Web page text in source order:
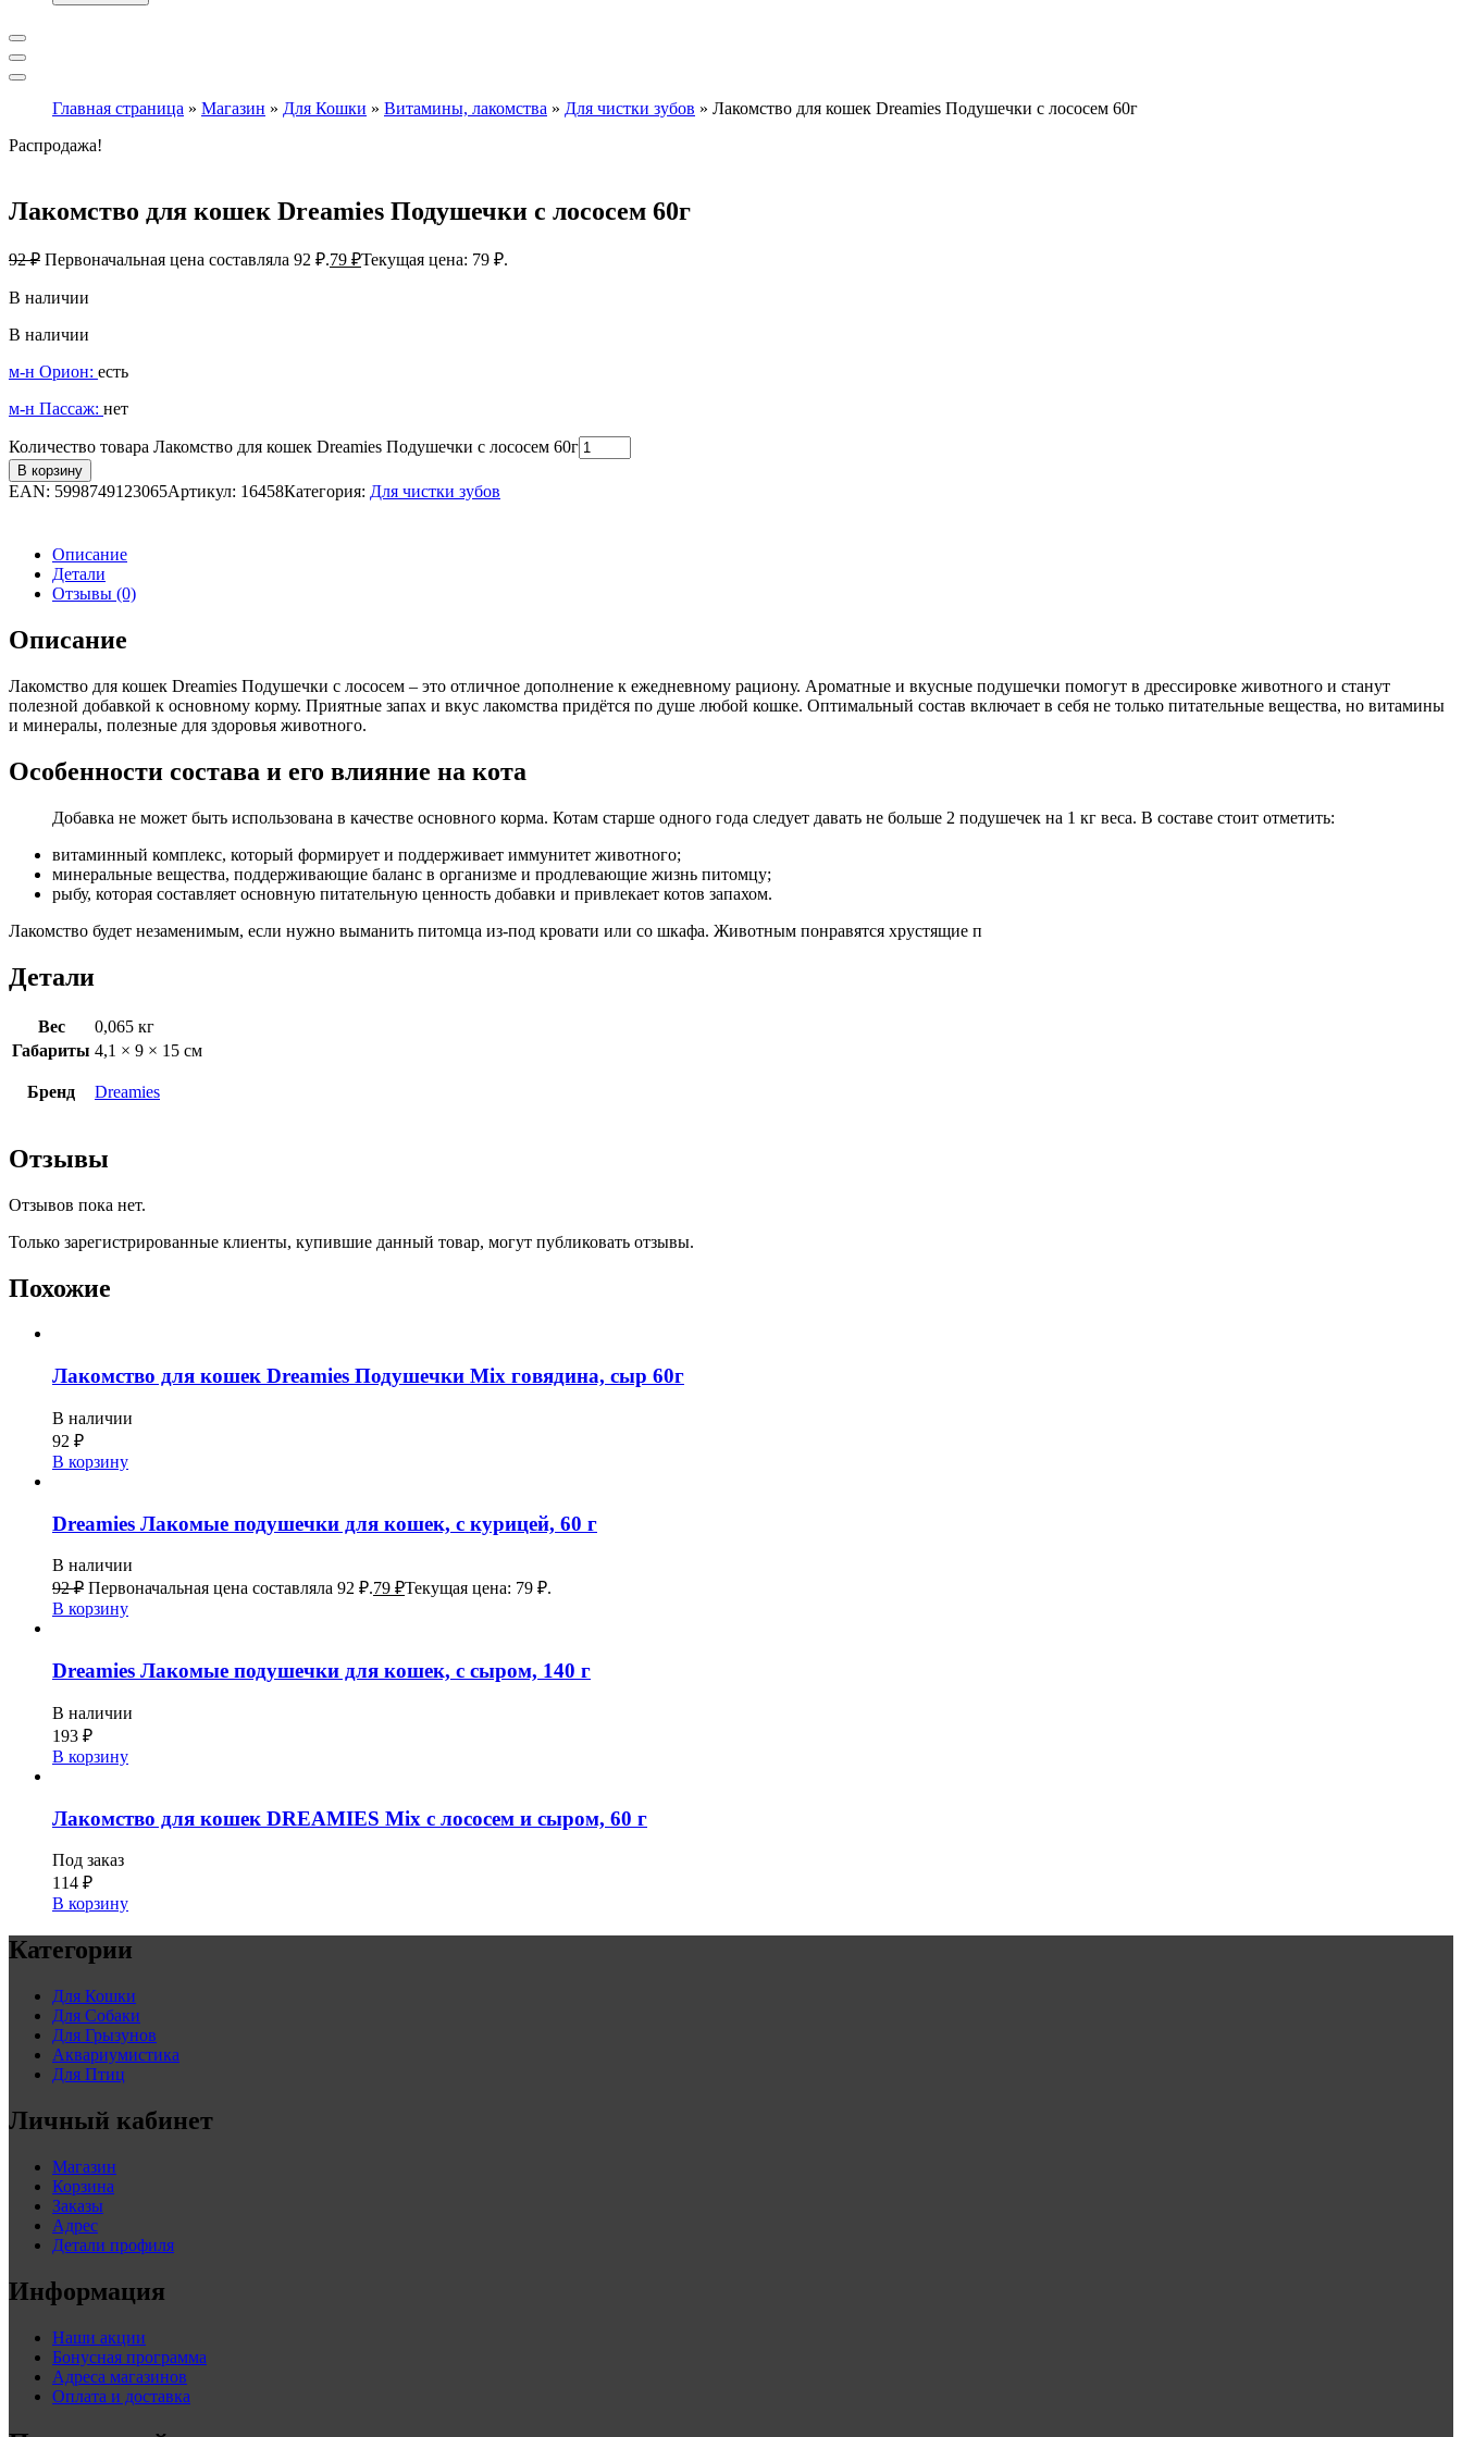
Главная страница » Магазин » Для Кошки » Витамины, лакомства » Для чистки зубов » Лакомство для кошек Dreamies Подушечки с лососем 60г
Распродажа!
Лакомство для кошек Dreamies Подушечки с лососем 60г
92₽ Первоначальная цена составляла 92 ₽.79 ₽Текущая цена: 79 ₽.
В наличии
В наличии
м-н Орион: есть
м-н Пассаж: нет
Количество товара Лакомство для кошек Dreamies Подушечки с лососем 60г
В корзину
EAN: 5998749123065Артикул: 16458Категория: Для чистки зубов
Описание
Детали
Отзывы (0)
Описание
Лакомство для кошек Dreamies Подушечки с лососем – это отличное дополнение к ежедневному рациону. Ароматные и вкусные подушечки помогут в дрессировке животного и станут
полезной добавкой к основному корму. Приятные запах и вкус лакомства придётся по душе любой кошке. Оптимальный состав включает в себя не только питательные вещества, но витамины
и минералы, полезные для здоровья животного.
Особенности состава и его влияние на кота
Добавка не может быть использована в качестве основного корма. Котам старше одного года следует давать не больше 2 подушечек на 1 кг веса. В составе стоит отметить:
витаминный комплекс, который формирует и поддерживает иммунитет животного;
минеральные вещества, поддерживающие баланс в организме и продлевающие жизнь питомцу;
рыбу, которая составляет основную питательную ценность добавки и привлекает котов запахом.
Лакомство будет незаменимым, если нужно выманить питомца из-под кровати или со шкафа. Животным понравятся хрустящие п
Детали
Вес
0,065 кг
Габариты 4,1 × 9 × 15 см
Бренд Dreamies
Отзывы
Отзывов пока нет.
Только зарегистрированные клиенты, купившие данный товар, могут публиковать отзывы.
Похожие
Лакомство для кошек Dreamies Подушечки Mix говядина, сыр 60г
В наличии
92 ₽
В корзину
Dreamies Лакомые подушечки для кошек, с курицей, 60 г
В наличии
92₽ Первоначальная цена составляла 92 ₽.79 ₽Текущая цена: 79 ₽.
В корзину
Dreamies Лакомые подушечки для кошек, с сыром, 140 г
В наличии
193 ₽
В корзину
Лакомство для кошек DREAMIES Mix c лососем и сыром, 60 г
Под заказ
114 ₽
В корзину
Категории
Для Кошки
Для Собаки
Для Грызунов
Аквариумистика
Для Птиц
Личный кабинет
Магазин
Корзина
Заказы
Адрес
Детали профиля
Информация
Наши акции
Бонусная программа
Адреса магазинов
Оплата и доставка